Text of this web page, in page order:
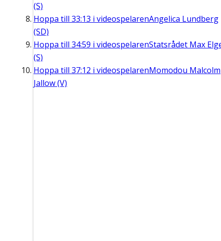
(S)
Hoppa till 33:13 i videospelarenAngelica Lundberg
(SD)
Hoppa till 34:59 i videospelarenStatsrådet Max
(S)
Hoppa till 37:12 i videospelarenMomodou Malcolm
Jallow (V)